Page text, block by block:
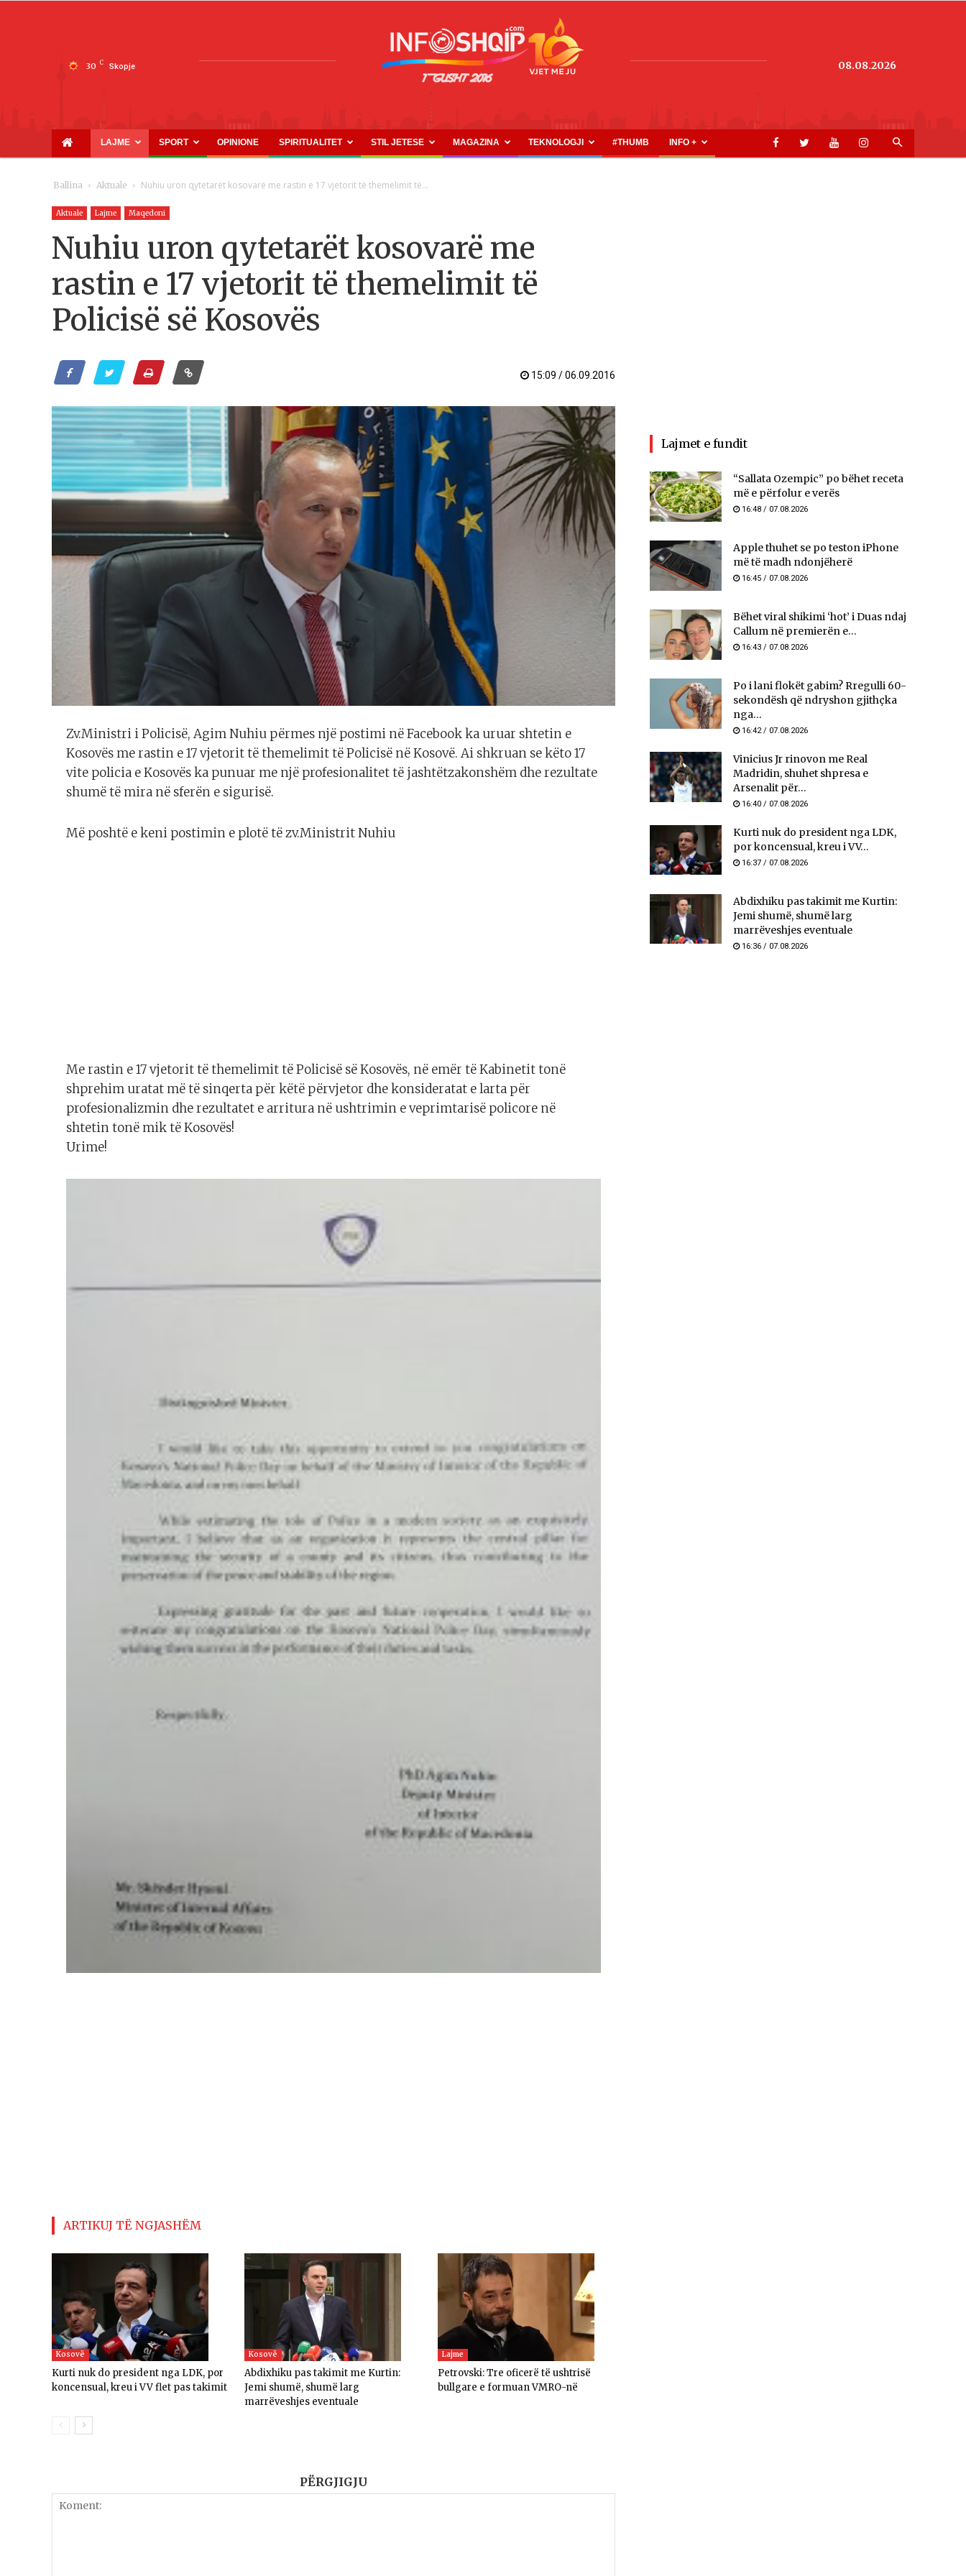
30 C Skopje
INFOSHQIP.COM
08.08.2026
LAJME SPORT OPINIONE SPIRITUALITET STIL JETESE MAGAZINA TEKNOLOGJI #THUMB INFO +
Ballina Aktuale Nuhiu uron qytetarët kosovarë me rastin e 17 vjetorit të themelimit të...
Aktuale Lajme Maqedoni
Nuhiu uron qytetarët kosovarë me
rastin e 17 vjetorit të themelimit të
Policisë së Kosovës
15:09 / 06.09.2016
Zv.Ministri i Policisë, Agim Nuhiu përmes një postimi në Facebook ka uruar shtetin e
Kosovës me rastin e 17 vjetorit të themelimit të Policisë në Kosovë. Ai shkruan se këto 17
vite policia e Kosovës ka punuar me një profesionalitet të jashtëtzakonshëm dhe rezultate
shumë të mira në sferën e sigurisë.
Më poshtë e keni postimin e plotë të zv.Ministrit Nuhiu
Me rastin e 17 vjetorit të themelimit të Policisë së Kosovës, në emër të Kabinetit tonë
shprehim uratat më të sinqerta për këtë përvjetor dhe konsideratat e larta për
profesionalizmin dhe rezultatet e arritura në ushtrimin e veprimtarisë policore në
shtetin tonë mik të Kosovës!
Urime!
ARTIKUJ TË NGJASHËM
Kosovë
Kurti nuk do president nga LDK, por
koncensual, kreu i VV flet pas takimit
Kosovë
Abdixhiku pas takimit me Kurtin:
Jemi shumë, shumë larg
marrëveshjes eventuale
Lajme
Petrovski: Tre oficerë të ushtrisë
bullgare e formuan VMRO-në
PËRGJIGJU
Lajmet e fundit
“Sallata Ozempic” po bëhet receta
më e përfolur e verës
16:48 / 07.08.2026
Apple thuhet se po teston iPhone
më të madh ndonjëherë
16:45 / 07.08.2026
Bëhet viral shikimi ‘hot’ i Duas ndaj
Callum në premierën e...
16:43 / 07.08.2026
Po i lani flokët gabim? Rregulli 60-
sekondësh që ndryshon gjithçka
nga...
16:42 / 07.08.2026
Vinicius Jr rinovon me Real
Madridin, shuhet shpresa e
Arsenalit për...
16:40 / 07.08.2026
Kurti nuk do president nga LDK,
por koncensual, kreu i VV...
16:37 / 07.08.2026
Abdixhiku pas takimit me Kurtin:
Jemi shumë, shumë larg
marrëveshjes eventuale
16:36 / 07.08.2026